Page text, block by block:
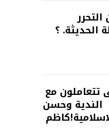
الحديثة. ؟
مع
وحسن